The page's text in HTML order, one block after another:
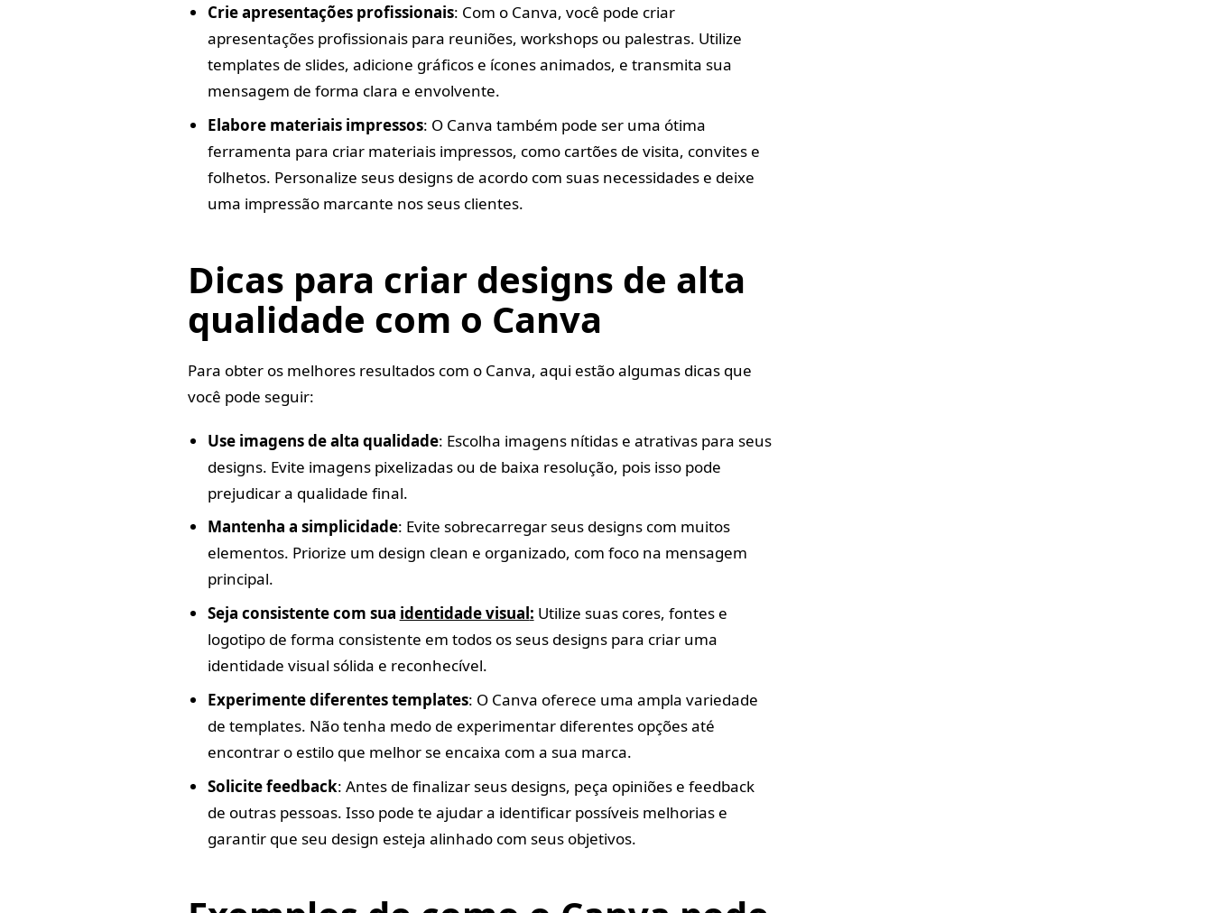
Crie apresentações profissionais: Com o Canva, você pode criar
apresentações profissionais para reuniões, workshops ou palestras. Utilize
templates de slides, adicione gráficos e ícones animados, e transmita sua
mensagem de forma clara e envolvente.
Elabore materiais impressos: O Canva também pode ser uma ótima
ferramenta para criar materiais impressos, como cartões de visita, convites e
folhetos. Personalize seus designs de acordo com suas necessidades e deixe
uma impressão marcante nos seus clientes.
Dicas para criar designs de alta
qualidade com o Canva
Para obter os melhores resultados com o Canva, aqui estão algumas dicas que
você pode seguir:
Use imagens de alta qualidade: Escolha imagens nítidas e atrativas para seus
designs. Evite imagens pixelizadas ou de baixa resolução, pois isso pode
prejudicar a qualidade final.
Mantenha a simplicidade: Evite sobrecarregar seus designs com muitos
elementos. Priorize um design clean e organizado, com foco na mensagem
principal.
Seja consistente com sua identidade visual: Utilize suas cores, fontes e
logotipo de forma consistente em todos os seus designs para criar uma
identidade visual sólida e reconhecível.
Experimente diferentes templates: O Canva oferece uma ampla variedade
de templates. Não tenha medo de experimentar diferentes opções até
encontrar o estilo que melhor se encaixa com a sua marca.
Solicite feedback: Antes de finalizar seus designs, peça opiniões e feedback
de outras pessoas. Isso pode te ajudar a identificar possíveis melhorias e
garantir que seu design esteja alinhado com seus objetivos.